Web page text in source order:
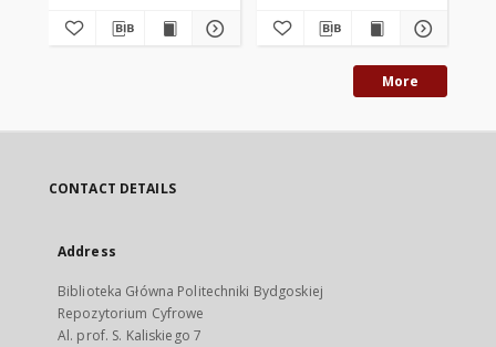
More
CONTACT DETAILS
Address
Biblioteka Główna Politechniki Bydgoskiej
Repozytorium Cyfrowe
Al. prof. S. Kaliskiego 7